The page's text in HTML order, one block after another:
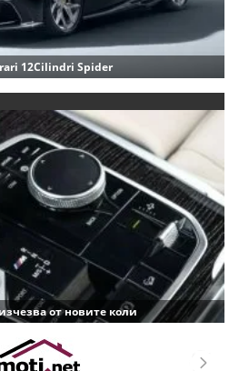
12Cilindri Spider
от новите коли